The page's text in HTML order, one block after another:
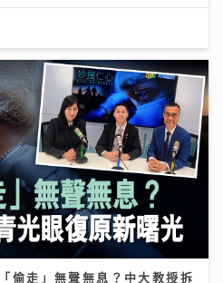
偷走」無聲無息？中大教授拆